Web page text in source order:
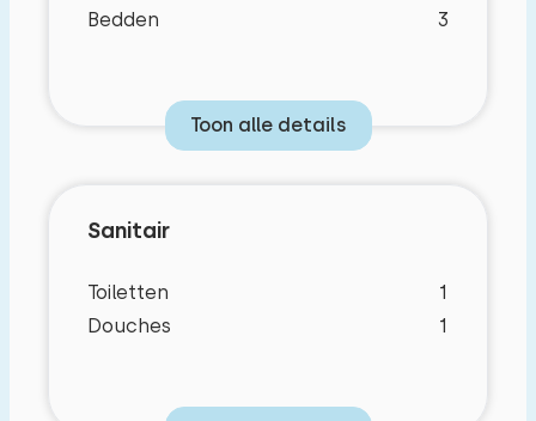
Bedden
3
Toon alle details
Sanitair
Toiletten
1
Douches
1